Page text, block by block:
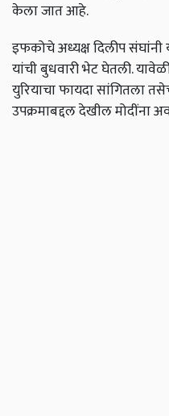
केला जात आहे.
इफकोचे अध्यक्ष दिलीप संघांनी
यांची बुधवारी भेट घेतली.
युरियाचा फायदा सांगितला
उपक्रमाबद्दल देखील मोदींना